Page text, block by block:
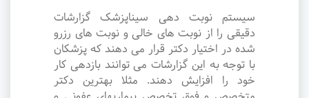
سیستم نوبت دهی سیناپزشک گزارشات
دقیقی را از نوبت های خالی و نوبت های رزرو
شده در اختیار دکتر قرار می دهند که پزشکان
با توجه به این گزارشات می توانند بازدهی کار
خود را افزایش دهند. مثلا بهترین دکتر